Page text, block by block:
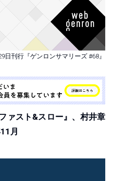
日刊行『ゲンロンサマリーズ #68』
ァスト&スロー』、村井章
月